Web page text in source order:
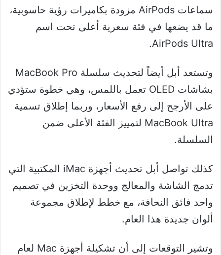
سماعات AirPods مزودة بكاميرات رؤية حاسوبية،
ما قد يضعها في فئة سعرية أعلى تحت اسم
AirPods Ultra.
وتستعد أبل أيضاً لتحديث سلسلة MacBook Pro
بشاشات OLED تعمل باللمس، وهي خطوة ستؤدي
على الأرجح إلى رفع الأسعار، وربما إطلاق تسمية
MacBook Ultra لتمييز الفئة الأعلى ضمن
السلسلة.
كذلك تواصل أبل تحديث أجهزة iMac المكتبية التي
تدمج الشاشة والمعالج ووحدة التخزين في تصميم
واحد فائق النحافة، مع خطط لإطلاق مجموعة
ألوان جديدة هذا العام.
وتشير التوقعات إلى أن تشكيلة أجهزة Mac لعام